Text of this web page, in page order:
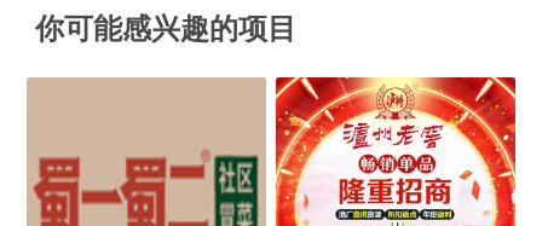
你可能感兴趣的项目